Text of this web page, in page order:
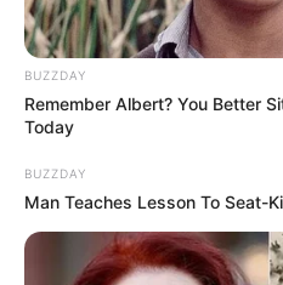
3. Mau jalan-jalan ke mana, nih?
BUZZDAY
Remember Albert? You Better
Today
BUZZDAY
Man Teaches Lesson To Seat-